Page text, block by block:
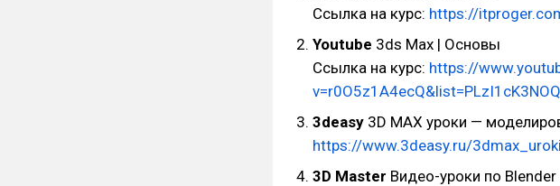
Ссылка на курс: https://
Youtube 3ds Max | Основы
Ссылка на курс: https://
3deasy 3D MAX уроки —
https://www.3deasy.ru/
3D Master Видео-уроки по